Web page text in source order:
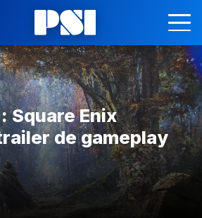
Square Enix
de gameplay